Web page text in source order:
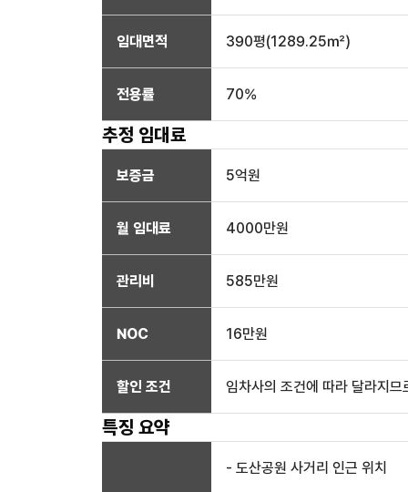
임대면적 390평(1289.25㎡)
전용률 70%
추정 임대료
보증금 5억원
월 임대료 4000만원
관리비 585만원
NOC 16만원
할인 조건 임차사의 조건에 따라 달라지
특징 요약
- 도산공원 사거리 인근 위치